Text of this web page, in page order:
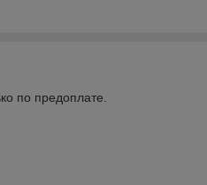
по предоплате.